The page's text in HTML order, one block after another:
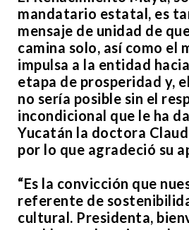
mandatario estatal, es
mensaje de unidad de
camina solo, así como el
impulsa a la entidad
etapa de prosperidad y,
no sería posible sin el
incondicional que le ha
Yucatán la doctora
por lo que agradeció su
“Es la convicción que
referente de
cultural. Presidenta,